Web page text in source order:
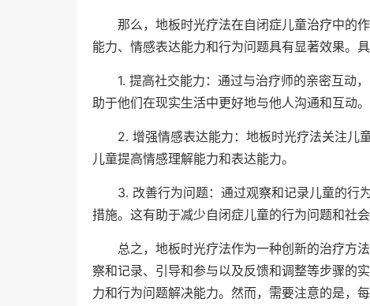
那么，地板时光疗法在自闭症儿童治疗中的
能力、情感表达能力和行为问题具有显著效果。
1. 提高社交能力：通过与治疗师的亲密互动
助于他们在现实生活中更好地与他人沟通和互动。
2. 增强情感表达能力：地板时光疗法关注儿
儿童提高情感理解能力和表达能力。
3. 改善行为问题：通过观察和记录儿童的行
措施。这有助于减少自闭症儿童的行为问题和社会
总之，地板时光疗法作为一种创新的治疗方
察和记录、引导和参与以及反馈和调整等步骤的
力和行为问题解决能力。然而，需要注意的是，